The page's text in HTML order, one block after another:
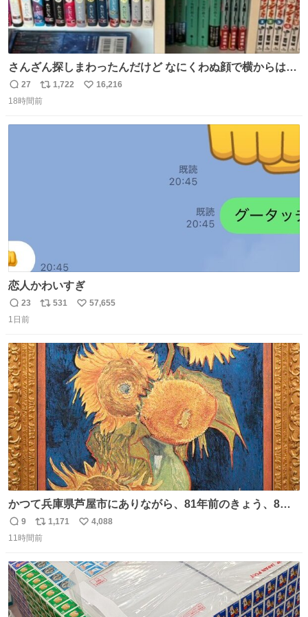
さんざん探しまわったんだけど なにくわぬ顔で横からはえ
てた
返
信
27
リ
ポ
1,722
い
16,216
18時間前
恋人かわいすぎ
返
信
23
リ
ト
数
531
い
数
57,655
1日前
かつて兵庫県芦屋市にありながら、81年前のきょう、8月6
日の阪神大空襲の折に残念ながら焼失した、 #ゴッホ の幻
の「 #ヒマワリ 」。 当館は、東京都にある武者小路実篤記
り陶板で原寸大に再現し、2014年より展示しています。 #
大塚国際美術館
返
信
9
リ
ポ
ト
数
1,171
い
数
4,088
11時間前